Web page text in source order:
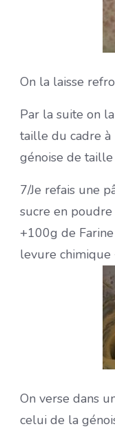
On la laisse
Par la suite on
taille du cadre à
génoise de taille
7/Je refais une
sucre en
+100g de
levure chimique
On verse dans
celui de la